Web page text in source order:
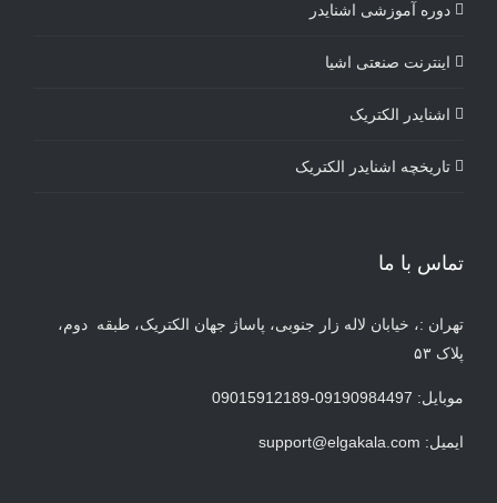
دوره آموزشی اشنایدر
اینترنت صنعتی اشیا
اشنایدر الکتریک
تاریخچه اشنایدر الکتریک
تماس با ما
تهران :، خیابان لاله زار جنوبی، پاساژ جهان الکتریک، طبقه دوم،
پلاک ۵۳
موبایل: 09190984497-09015912189
ایمیل: support@elgakala.com